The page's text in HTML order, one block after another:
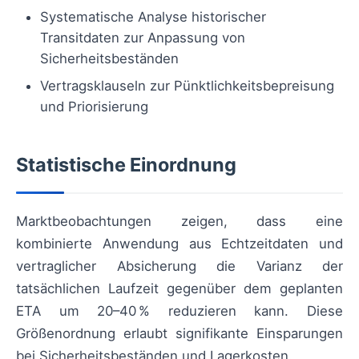
Systematische Analyse historischer
Transitdaten zur Anpassung von
Sicherheitsbeständen
Vertragsklauseln zur Pünktlichkeitsbepreisung
und Priorisierung
Statistische Einordnung
Marktbeobachtungen zeigen, dass eine
kombinierte Anwendung aus Echtzeitdaten und
vertraglicher Absicherung die Varianz der
tatsächlichen Laufzeit gegenüber dem geplanten
ETA um 20–40 % reduzieren kann. Diese
Größenordnung erlaubt signifikante Einsparungen